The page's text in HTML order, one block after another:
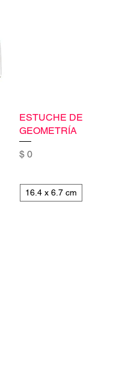
ESTUCHE DE
GEOMETRÍA
Precio
$ 0
16.4 x 6.7 cm